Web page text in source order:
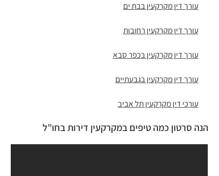
עורך דין מקרקעין בבת ים
עורך דין מקרקעין רחובות
עורך דין מקרקעין בכפר סבא
עורך דין מקרקעין בגבעתיים
עורכי דין מקרקעין תל אביב
הנה סרטון כמה טיפים במקרקעין דירות בחו”ל